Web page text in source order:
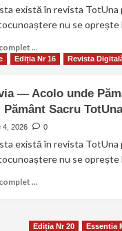
există în revista TotUna
nu se oprește
...
Ediția Nr 16 Revista
— Acolo unde
Sacru
4, 2026 0
există în revista TotUna
nu se oprește
...
Ediția Nr 20
Essentia